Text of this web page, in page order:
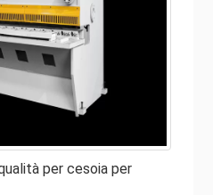
per cesoia per